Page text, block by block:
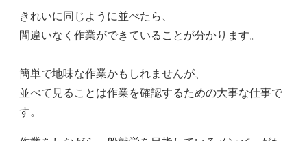
きれいに同じように並べたら、
間違いなく作業ができていることが分かります。
簡単で地味な作業かもしれませんが、
並べて見ることは作業を確認するための大事な仕事で
す。